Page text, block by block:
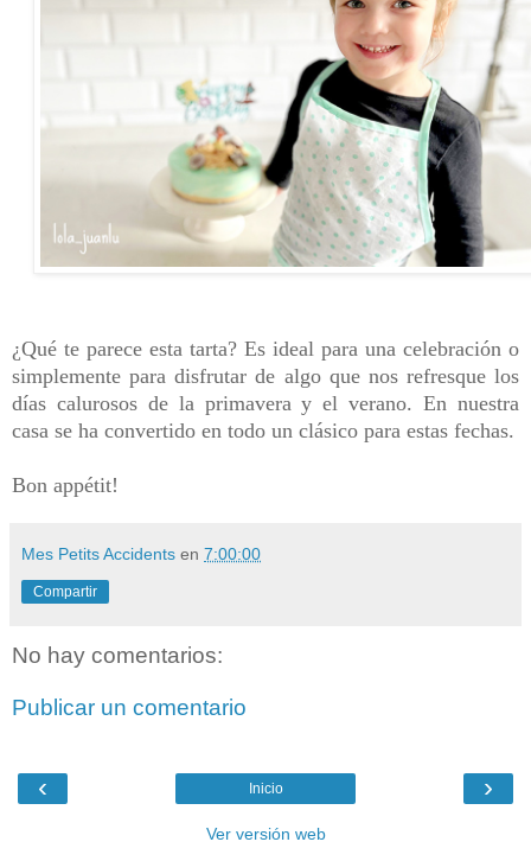
¿Qué te parece esta tarta? Es ideal para una celebración o
simplemente para disfrutar de algo que nos refresque los
días calurosos de la primavera y el verano. En nuestra
casa se ha convertido en todo un clásico para estas fechas.
Bon appétit!
Mes Petits Accidents en 7:00:00
Compartir
No hay comentarios:
Publicar un comentario
‹ ›
Inicio
Ver versión web